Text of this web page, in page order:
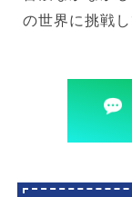
の世界に挑戦